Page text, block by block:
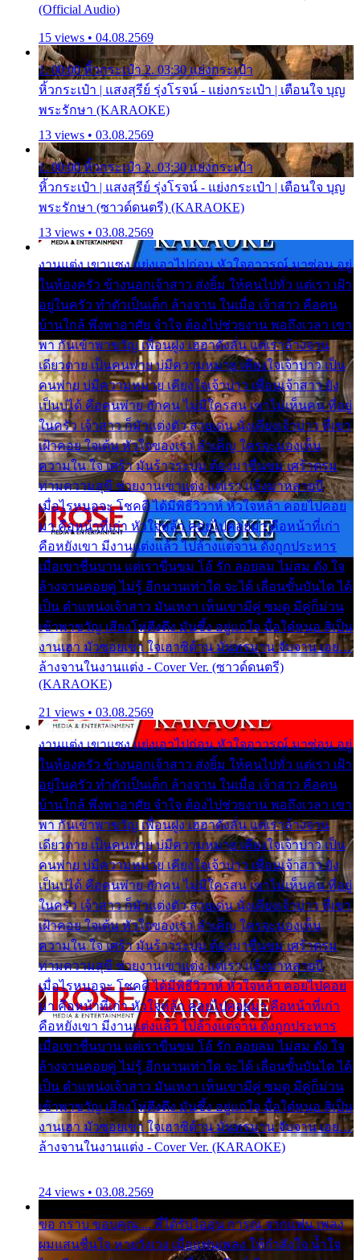
(Official Audio)
15 views • 04.08.2569
1. 00:00 หิ้วกระเป๋า 2. 03:30 แย่งกระเป๋า
หิ้วกระเป๋า | แสงสุรีย์ รุ่งโรจน์ - แย่งกระเป๋า | เตือนใจ บุญ
พระรักษา (KARAOKE)
13 views • 03.08.2569
1. 00:00 หิ้วกระเป๋า 2. 03:30 แย่งกระเป๋า
หิ้วกระเป๋า | แสงสุรีย์ รุ่งโรจน์ - แย่งกระเป๋า | เตือนใจ บุญ
พระรักษา (ซาวด์ดนตรี) (KARAOKE)
13 views • 03.08.2569
งานแต่ง เขาแซง แย่งเอาไปก่อน หัวใจอาวรณ์ มาซ่อน อยู่
ในห้องครัว ข้างนอกเจ้าสาว ส่งยิ้ม ให้คนไปทั่ว แต่เรา เฝ้า
อยู่ในครัว ทำตัวเป็นเด็ก ล้างจาน ในเมื่อ เจ้าสาว คือคน
บ้านใกล้ พึ่งพาอาศัย จำใจ ต้องไปช่วยงาน พอถึงเวลา เขา
พา กันเข้าพาขวัญ เพื่อนฝูง เฮฮาดังลั่น แต่เราล้างจาน
เดียวดาย เป็นคนพ่าย บ่มีความหมาย เคียงใจเจ้าบ่าว เป็น
คนพ่าย บ่มีความหมาย เคียงใจเจ้าบ่าว เพื่อนเจ้าสาว ยัง
เป็นบ่ได้ คือคนพ่าย ฮักคน ไม่มีใครสน เขาไม่เห็นคน ที่อยู่
ในครัว เจ้าสาว ก็มัวแต่งตัว สวยเด่น นั่งเคียงเจ้าบ่าว ที่เขา
เฝ้าคอย ใจเต้น หัวใจของเรา ลำเค็ญ ใครจะมองเห็น
ความใน ใจ เศร้า มันร้าวระบม ต้องมาขื่นขม เศร้าตรม
ท่ามความสุขี ช่วยงานเขาแต่ง แต่เรา แล้งมาหลายปี
เมื่อไรหนอจะ โชคดี ได้มีพิธีวิวาห์ หัวใจหล้า คอยไปคอย
มา คือหน้าที่เก่า หัวใจหล้า คอยไปคอยมา คือหน้าที่เก่า
คือหยังเขา มีงานแต่งแล้ว ไปล้างแต่จาน ดั่งถูกประหาร
เมื่อเขาชื่นบาน แต่เราขื่นขม โอ้ รัก ลอยลม ไม่สม ดัง ใจ
ล้างจานคอยคู่ ไม่รู้ อีกนานเท่าใด จะได้ เลื่อนขั้นบันได ได้
เป็น ตำแหน่งเจ้าสาว มันเหงา เห็นเขามีคู่ ซมดู มีคู่ก็ม่วน
เข้าพาขวัญ เสียงโห่ตึงตึง มันซึ้ง อยู่แก่ใจ มื้อใด๋หนอ สิเป็น
งานเฮา มัวซอยเขา ใจเฮาซิด้าน มันทรมาน จับจาน เอย…
ล้างจานในงานแต่ง - Cover Ver. (ซาวด์ดนตรี)
(KARAOKE)
21 views • 03.08.2569
งานแต่ง เขาแซง แย่งเอาไปก่อน หัวใจอาวรณ์ มาซ่อน อยู่
ในห้องครัว ข้างนอกเจ้าสาว ส่งยิ้ม ให้คนไปทั่ว แต่เรา เฝ้า
อยู่ในครัว ทำตัวเป็นเด็ก ล้างจาน ในเมื่อ เจ้าสาว คือคน
บ้านใกล้ พึ่งพาอาศัย จำใจ ต้องไปช่วยงาน พอถึงเวลา เขา
พา กันเข้าพาขวัญ เพื่อนฝูง เฮฮาดังลั่น แต่เราล้างจาน
เดียวดาย เป็นคนพ่าย บ่มีความหมาย เคียงใจเจ้าบ่าว เป็น
คนพ่าย บ่มีความหมาย เคียงใจเจ้าบ่าว เพื่อนเจ้าสาว ยัง
เป็นบ่ได้ คือคนพ่าย ฮักคน ไม่มีใครสน เขาไม่เห็นคน ที่อยู่
ในครัว เจ้าสาว ก็มัวแต่งตัว สวยเด่น นั่งเคียงเจ้าบ่าว ที่เขา
เฝ้าคอย ใจเต้น หัวใจของเรา ลำเค็ญ ใครจะมองเห็น
ความใน ใจ เศร้า มันร้าวระบม ต้องมาขื่นขม เศร้าตรม
ท่ามความสุขี ช่วยงานเขาแต่ง แต่เรา แล้งมาหลายปี
เมื่อไรหนอจะ โชคดี ได้มีพิธีวิวาห์ หัวใจหล้า คอยไปคอย
มา คือหน้าที่เก่า หัวใจหล้า คอยไปคอยมา คือหน้าที่เก่า
คือหยังเขา มีงานแต่งแล้ว ไปล้างแต่จาน ดั่งถูกประหาร
เมื่อเขาชื่นบาน แต่เราขื่นขม โอ้ รัก ลอยลม ไม่สม ดัง ใจ
ล้างจานคอยคู่ ไม่รู้ อีกนานเท่าใด จะได้ เลื่อนขั้นบันได ได้
เป็น ตำแหน่งเจ้าสาว มันเหงา เห็นเขามีคู่ ซมดู มีคู่ก็ม่วน
เข้าพาขวัญ เสียงโห่ตึงตึง มันซึ้ง อยู่แก่ใจ มื้อใด๋หนอ สิเป็น
งานเฮา มัวซอยเขา ใจเฮาซิด้าน มันทรมาน จับจาน เอย…
ล้างจานในงานแต่ง - Cover Ver. (KARAOKE)
24 views • 03.08.2569
ขอ กราบ ขอบคุณ.... ที่ได้รับไออุ่น การุณ จากแฟน เพลง
ผมแสนชื่นใจ หายวังเวง เมื่อแฟนเพลง ให้กำลังใจ น้ำใจ